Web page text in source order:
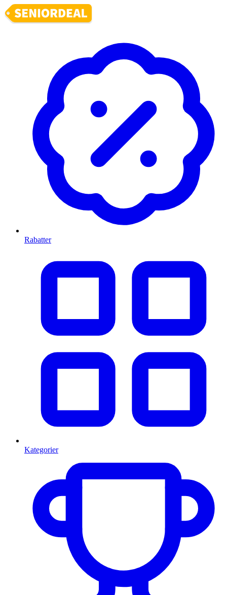
Rabatter
Kategorier